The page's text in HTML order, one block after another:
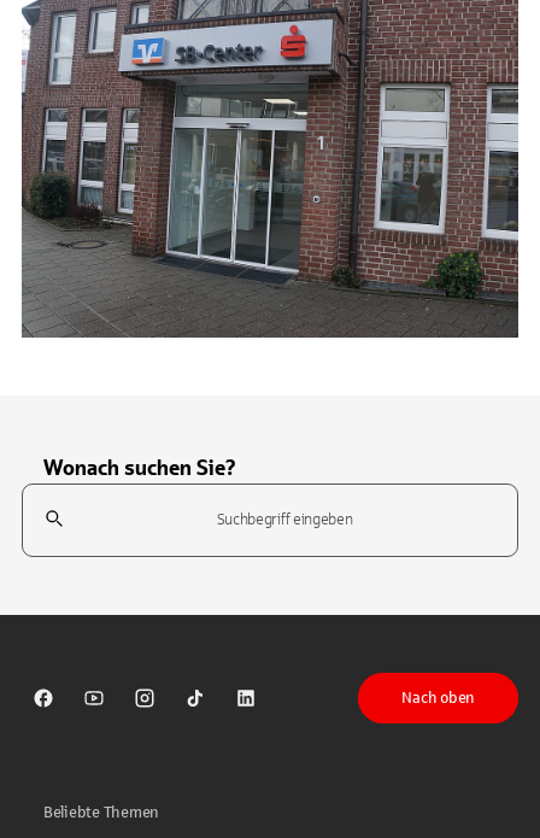
Wonach suchen Sie?
Suchfeld
Sparkasse auf Facebook
Sparkasse auf Youtube
Sparkasse auf Instagram
Sparkasse auf TikTok
Sparkasse auf LinkedIn
Nach oben
Beliebte Themen